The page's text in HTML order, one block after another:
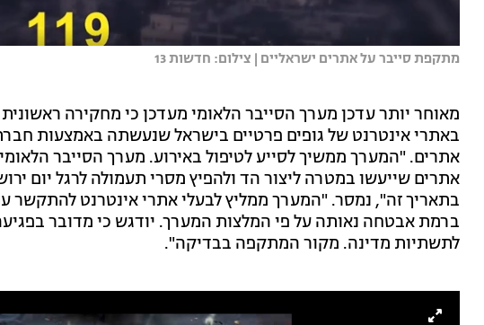
מתקפת סייבר על אתרים ישראליים | צילום: חדשות 13
מאוחר יותר עדכן מערך הסייבר הלאומי מעדכן כי מחקירה
באתרי אינטרנט של גופים פרטיים בישראל שנעשתה באמצעות
אתרים. "המערך ממשיך לסייע לטיפול באירוע. מערך הסייבר
אתרים שייעשו במטרה ליצור הד ולהפיץ מסרי תעמולה לרגל יום
בתאריך זה", נמסר. "המערך ממליץ לבעלי אתרי אינטרנט
ברמת אבטחה נאותה על פי המלצות המערך. יודגש כי מדובר
לתשתיות מדינה. מקור המתקפה בבדיקה".